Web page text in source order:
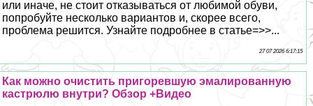
или иначе, не стоит отказываться от любимой обуви,
попробуйте несколько вариантов и, скорее всего,
проблема решится. Узнайте подробнее в статье=>>...
27 07 2026 6:17:15
Как можно очистить пригоревшую эмалированную
кастрюлю внутри? Обзор +Видео